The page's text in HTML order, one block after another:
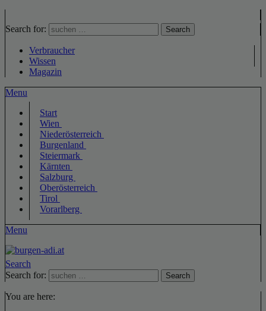
Search for: Search
Verbraucher
Wissen
Magazin
Menu
Start
Wien
Niederösterreich
Burgenland
Steiermark
Kärnten
Salzburg
Oberösterreich
Tirol
Vorarlberg
Menu
Search
Search for:
Search
You are here: